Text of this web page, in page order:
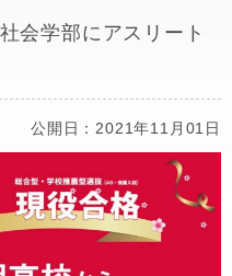
会学部にアスリート
公開日：2021年11月01日